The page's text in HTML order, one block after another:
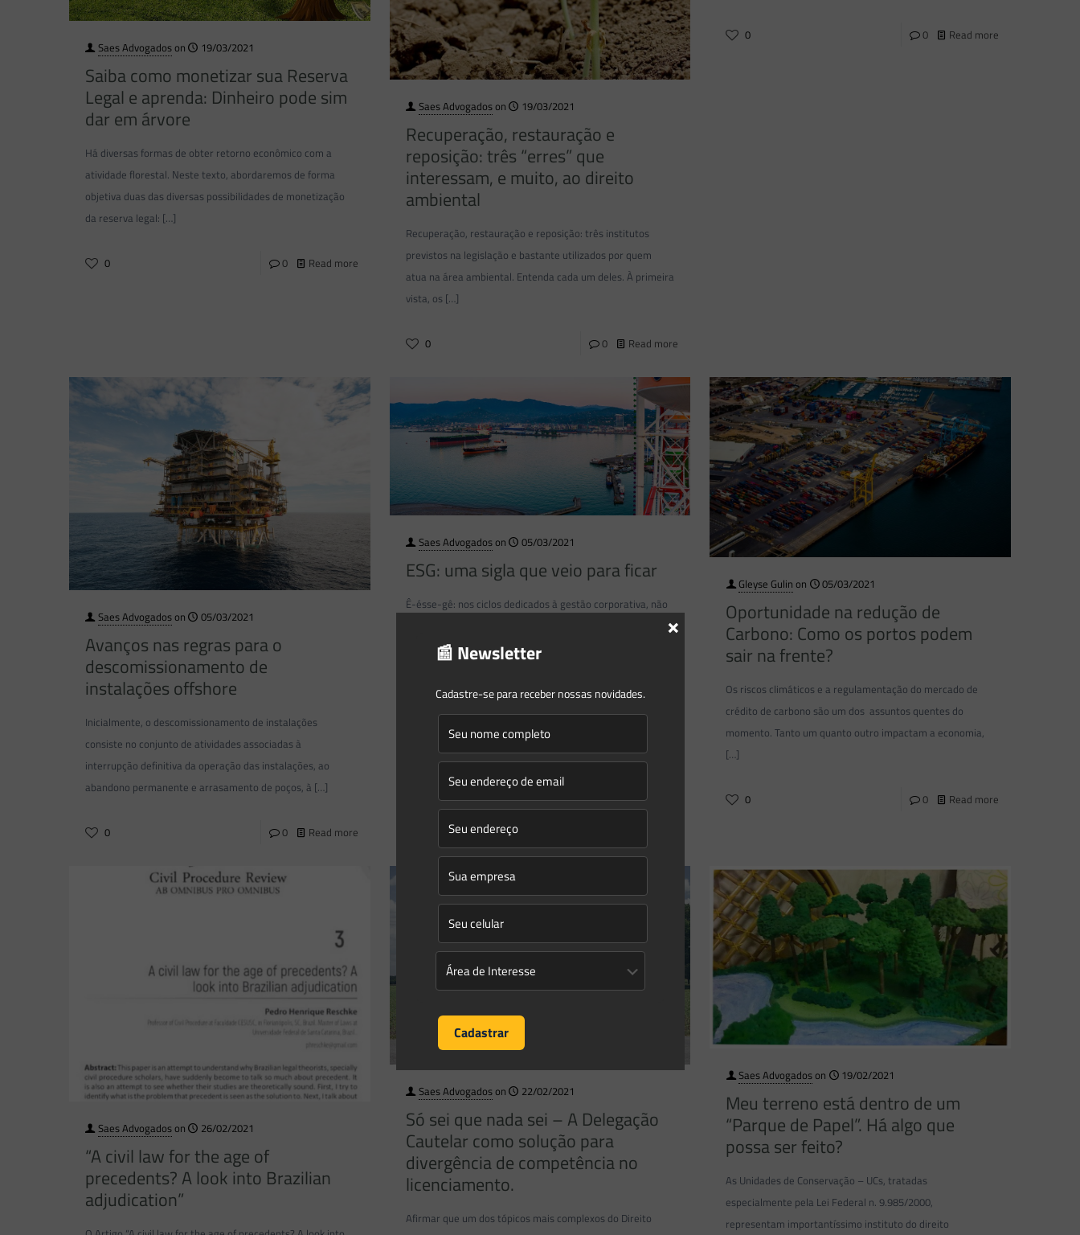
Saes Advogadoson 19/03/2021
Saiba como monetizar sua Reserva
Legal e aprenda: Dinheiro pode sim
dar em árvore
Há diversas formas de obter retorno econômico com a
atividade florestal. Neste texto, abordaremos de forma
objetiva duas das diversas possibilidades de monetização
da reserva legal: […]
0 0 Read more
Saes Advogadoson 19/03/2021
Recuperação, restauração e
reposição: três “erres” que
interessam, e muito, ao direito
ambiental
Recuperação, restauração e reposição: três institutos
previstos na legislação e bastante utilizados por quem
atua na área ambiental. Entenda cada um deles. À primeira
vista, os […]
0 0 Read more
0 0 Read more
Saes Advogadoson 05/03/2021
Avanços nas regras para o
descomissionamento de
instalações offshore
Inicialmente, o descomissionamento de instalações
consiste no conjunto de atividades associadas à
interrupção definitiva da operação das instalações, ao
abandono permanente e arrasamento de poços, à […]
0 0 Read more
Saes Advogadoson 05/03/2021
ESG: uma sigla que veio para ficar
Ê-ésse-gê: nos ciclos dedicados à gestão corporativa, não
expressão em inglês Environmental, Social,
0 Read more
Gleyse Gulin on 05/03/2021
Oportunidade na redução de
Carbono: Como os portos podem
sair na frente?
Os riscos climáticos e a regulamentação do mercado de
crédito de carbono são um dos assuntos quentes do
momento. Tanto um quanto outro impactam a economia,
[…]
0 0 Read more
Saes Advogadoson 26/02/2021
“A civil law for the age of
precedents? A look into Brazilian
adjudication”
Saes Advogadoson 22/02/2021
Só sei que nada sei – A Delegação
Cautelar como solução para
divergência de competência no
licenciamento.
Afirmar que um dos tópicos mais complexos do Direito
Saes Advogadoson 19/02/2021
Meu terreno está dentro de um
“Parque de Papel”. Há algo que
possa ser feito?
As Unidades de Conservação – UCs, tratadas
especialmente pela Lei Federal n. 9.985/2000,
representam importantíssimo instituto do direito
📰 Newsletter
Cadastre-se para receber nossas novidades.
×